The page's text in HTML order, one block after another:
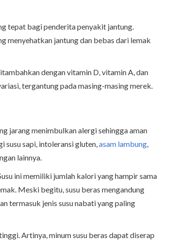
tepat bagi penderita penyakit jantung.
menyehatkan jantung dan bebas dari lemak
dengan vitamin D, vitamin A, dan
tergantung pada masing-masing merek.
jarang menimbulkan alergi sehingga aman
susu sapi, intoleransi gluten,asam lambung,
lainnya.
ini memiliki jumlah kalori yang hampir sama
Meski begitu, susu beras mengandung
termasuk jenis susu nabati yang paling
Artinya, minum susu beras dapat diserap